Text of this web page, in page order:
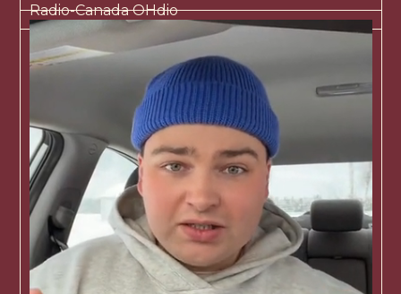
Radio-Canada OHdio